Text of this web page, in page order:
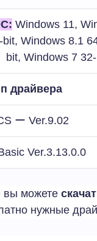
Windows 11,
Windows 8.1
bit, Windows 7
драйвера
ー Ver.9.02
Ver.3.13.0.0
вы можете
нужные